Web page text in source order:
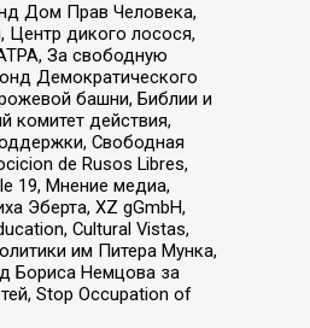
Дом Прав Человека,
Центр дикого лосося,
За свободную
Демократического
башни, Библии и
комитет действия,
Свободная
de Rusos Libres,
19, Мнение медиа,
Эберта, XZ gGmbH,
Cultural Vistas,
им Питера Мунка,
Бориса Немцова за
Stop Occupation of